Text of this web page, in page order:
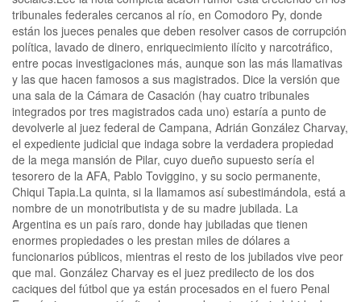
tribunales federales cercanos al río, en Comodoro Py, donde
están los jueces penales que deben resolver casos de corrupción
política, lavado de dinero, enriquecimiento ilícito y narcotráfico,
entre pocas investigaciones más, aunque son las más llamativas
y las que hacen famosos a sus magistrados. Dice la versión que
una sala de la Cámara de Casación (hay cuatro tribunales
integrados por tres magistrados cada uno) estaría a punto de
devolverle al juez federal de Campana, Adrián González Charvay,
el expediente judicial que indaga sobre la verdadera propiedad
de la mega mansión de Pilar, cuyo dueño supuesto sería el
tesorero de la AFA, Pablo Toviggino, y su socio permanente,
Chiqui Tapia.La quinta, si la llamamos así subestimándola, está a
nombre de un monotributista y de su madre jubilada. La
Argentina es un país raro, donde hay jubiladas que tienen
enormes propiedades o les prestan miles de dólares a
funcionarios públicos, mientras el resto de los jubilados vive peor
que mal. González Charvay es el juez predilecto de los dos
caciques del fútbol que ya están procesados en el fuero Penal